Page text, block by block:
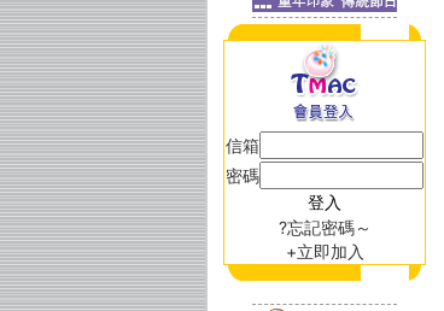
信箱
密碼
?忘記密碼～
+立即加入